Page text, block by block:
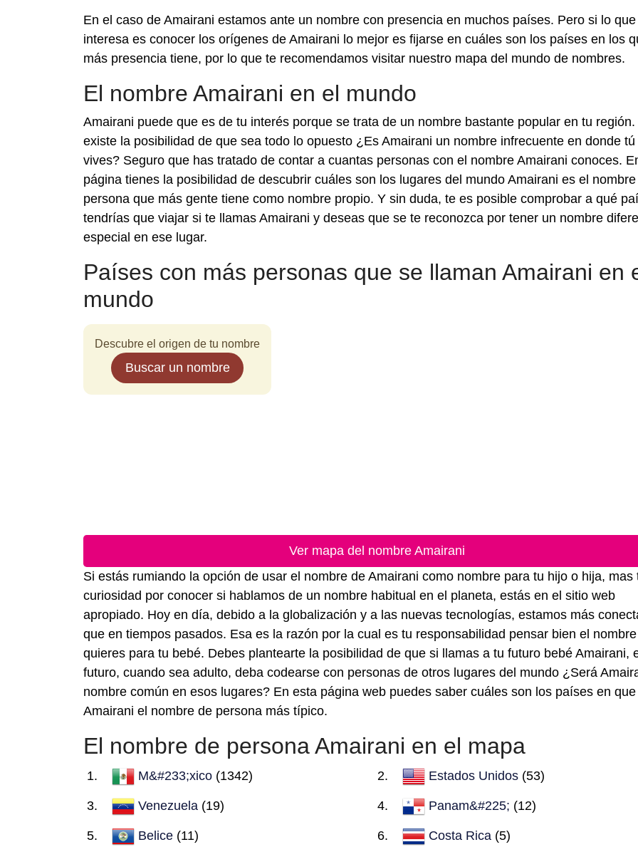
En el caso de Amairani estamos ante un nombre con presencia en muchos países. Pero si lo
interesa es conocer los orígenes de Amairani lo mejor es fijarse en cuáles son los países en los
más presencia tiene, por lo que te recomendamos visitar nuestro mapa del mundo de nombres.
El nombre Amairani en el mundo
Amairani puede que es de tu interés porque se trata de un nombre bastante popular en tu región.
existe la posibilidad de que sea todo lo opuesto ¿Es Amairani un nombre infrecuente en donde tú
vives? Seguro que has tratado de contar a cuantas personas con el nombre Amairani conoces.
página tienes la posibilidad de descubrir cuáles son los lugares del mundo Amairani es el
persona que más gente tiene como nombre propio. Y sin duda, te es posible comprobar a qué
tendrías que viajar si te llamas Amairani y deseas que se te reconozca por tener un nombre
especial en ese lugar.
Países con más personas que se llaman Amairani en
mundo
Descubre el origen de tu nombre
Buscar un nombre
Ver mapa del nombre Amairani
Si estás rumiando la opción de usar el nombre de Amairani como nombre para tu hijo o hija, mas
curiosidad por conocer si hablamos de un nombre habitual en el planeta, estás en el sitio web
apropiado. Hoy en día, debido a la globalización y a las nuevas tecnologías, estamos más
que en tiempos pasados. Esa es la razón por la cual es tu responsabilidad pensar bien el
quieres para tu bebé. Debes plantearte la posibilidad de que si llamas a tu futuro bebé Amairani,
futuro, cuando sea adulto, deba codearse con personas de otros lugares del mundo ¿Será
nombre común en esos lugares? En esta página web puedes saber cuáles son los países en
Amairani el nombre de persona más típico.
El nombre de persona Amairani en el mapa
M&#233;xico (1342) Estados Unidos(53)
Venezuela (19) Panam&#225; (12)
Belice (11) Costa Rica(5)